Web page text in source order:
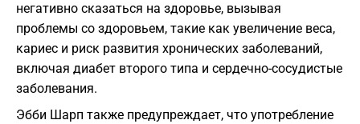
негативно сказаться на здоровье, вызывая
проблемы со здоровьем, такие как увеличение веса,
кариес и риск развития хронических заболеваний,
включая диабет второго типа и сердечно-сосудистые
заболевания.
Эбби Шарп также предупреждает, что употребление